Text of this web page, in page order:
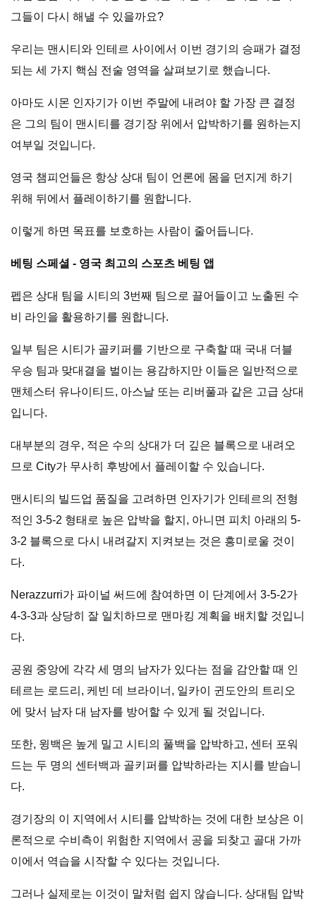
그들이 다시 해낼 수 있을까요?
우리는 맨시티와 인테르 사이에서 이번 경기의 승패가 결정
되는 세 가지 핵심 전술 영역을 살펴보기로 했습니다.
아마도 시몬 인자기가 이번 주말에 내려야 할 가장 큰 결정
은 그의 팀이 맨시티를 경기장 위에서 압박하기를 원하는지
여부일 것입니다.
영국 챔피언들은 항상 상대 팀이 언론에 몸을 던지게 하기
위해 뒤에서 플레이하기를 원합니다.
이렇게 하면 목표를 보호하는 사람이 줄어듭니다.
베팅 스페셜 - 영국 최고의 스포츠 베팅 앱
펩은 상대 팀을 시티의 3번째 팀으로 끌어들이고 노출된 수
비 라인을 활용하기를 원합니다.
일부 팀은 시티가 골키퍼를 기반으로 구축할 때 국내 더블
우승 팀과 맞대결을 벌이는 용감하지만 이들은 일반적으로
맨체스터 유나이티드, 아스날 또는 리버풀과 같은 고급 상대
입니다.
대부분의 경우, 적은 수의 상대가 더 깊은 블록으로 내려오
므로 City가 무사히 후방에서 플레이할 수 있습니다.
맨시티의 빌드업 품질을 고려하면 인자기가 인테르의 전형
적인 3-5-2 형태로 높은 압박을 할지, 아니면 피치 아래의 5-
3-2 블록으로 다시 내려갈지 지켜보는 것은 흥미로울 것이
다.
Nerazzurri가 파이널 써드에 참여하면 이 단계에서 3-5-2가
4-3-3과 상당히 잘 일치하므로 맨마킹 계획을 배치할 것입니
다.
공원 중앙에 각각 세 명의 남자가 있다는 점을 감안할 때 인
테르는 로드리, 케빈 데 브라이너, 일카이 귄도안의 트리오
에 맞서 남자 대 남자를 방어할 수 있게 될 것입니다.
또한, 윙백은 높게 밀고 시티의 풀백을 압박하고, 센터 포워
드는 두 명의 센터백과 골키퍼를 압박하라는 지시를 받습니
다.
경기장의 이 지역에서 시티를 압박하는 것에 대한 보상은 이
론적으로 수비측이 위험한 지역에서 공을 되찾고 골대 가까
이에서 역습을 시작할 수 있다는 것입니다.
그러나 실제로는 이것이 말처럼 쉽지 않습니다. 상대팀 압박